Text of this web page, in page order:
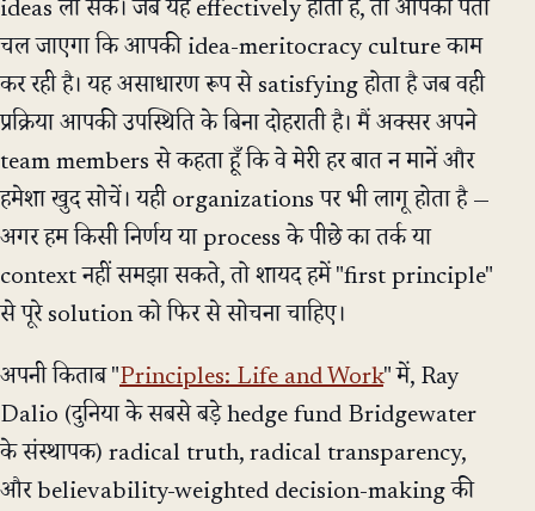
ideas ला सकें। जब यह effectively होता है, तो आपको पता
चल जाएगा कि आपकी idea-meritocracy culture काम
कर रही है। यह असाधारण रूप से satisfying होता है जब वही
प्रक्रिया आपकी उपस्थिति के बिना दोहराती है। मैं अक्सर अपने
team members से कहता हूँ कि वे मेरी हर बात न मानें और
हमेशा खुद सोचें। यही organizations पर भी लागू होता है —
अगर हम किसी निर्णय या process के पीछे का तर्क या
context नहीं समझा सकते, तो शायद हमें "first principle"
से पूरे solution को फिर से सोचना चाहिए।
अपनी किताब "Principles: Life and Work" में, Ray
Dalio (दुनिया के सबसे बड़े hedge fund Bridgewater
के संस्थापक) radical truth, radical transparency,
और believability-weighted decision-making की